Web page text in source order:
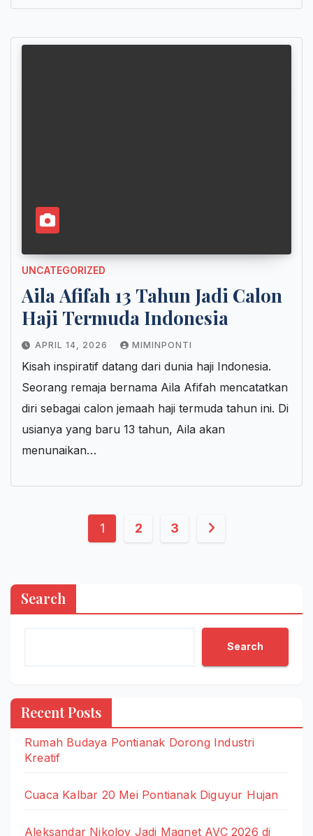
UNCATEGORIZED
Aila Afifah 13 Tahun Jadi Calon
Haji Termuda Indonesia
APRIL 14, 2026 MIMINPONTI
Kisah inspiratif datang dari dunia haji Indonesia.
Seorang remaja bernama Aila Afifah mencatatkan
diri sebagai calon jemaah haji termuda tahun ini. Di
usianya yang baru 13 tahun, Aila akan
menunaikan…
Posts
1 2 3
Search
Search
Recent Posts
Rumah Budaya Pontianak Dorong Industri
Kreatif
Cuaca Kalbar 20 Mei Pontianak Diguyur Hujan
Aleksandar Nikolov Jadi Magnet AVC 2026 di